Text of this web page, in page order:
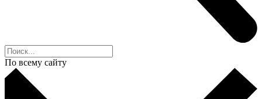
По всему сайту